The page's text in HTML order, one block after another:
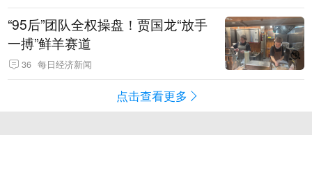
“95后”团队全权操盘！贾国龙“放手
一搏”鲜羊赛道
36 每日经济新闻
点击查看更多